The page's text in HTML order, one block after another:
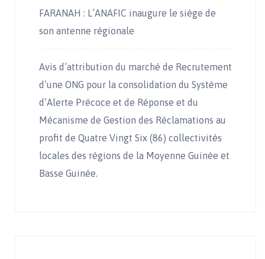
FARANAH : L’ANAFIC inaugure le siège de
son antenne régionale
Avis d’attribution du marché de Recrutement
d’une ONG pour la consolidation du Système
d’Alerte Précoce et de Réponse et du
Mécanisme de Gestion des Réclamations au
profit de Quatre Vingt Six (86) collectivités
locales des régions de la Moyenne Guinée et
Basse Guinée.